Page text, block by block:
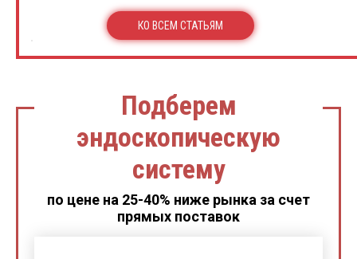
КО ВСЕМ СТАТЬЯМ
Подберем
эндоскопическую
систему
по цене на 25-40% ниже рынка за счет
прямых поставок